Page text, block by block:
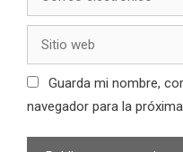
electrónico
web
Guarda mi nombre,
navegador para la